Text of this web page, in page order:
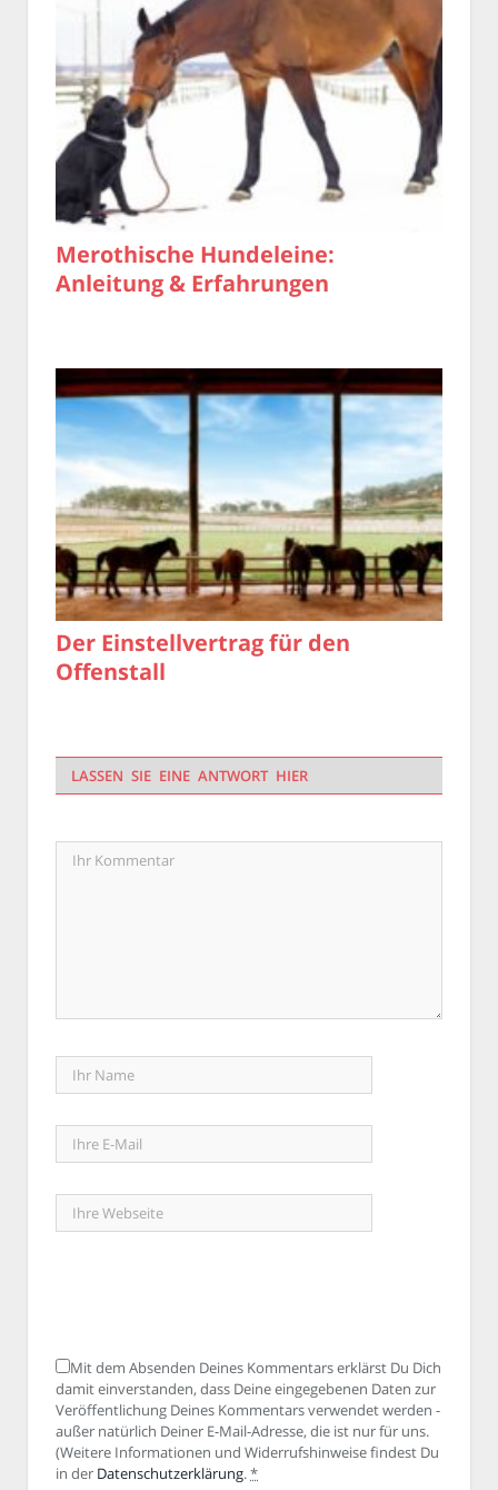
Merothische Hundeleine:
Anleitung & Erfahrungen
Der Einstellvertrag für den
Offenstall
LASSEN SIE EINE ANTWORT HIER
Mit dem Absenden Deines Kommentars erklärst Du Dich
damit einverstanden, dass Deine eingegebenen Daten zur
Veröffentlichung Deines Kommentars verwendet werden -
außer natürlich Deiner E-Mail-Adresse, die ist nur für uns.
(Weitere Informationen und Widerrufshinweise findest Du
in der Datenschutzerklärung.*